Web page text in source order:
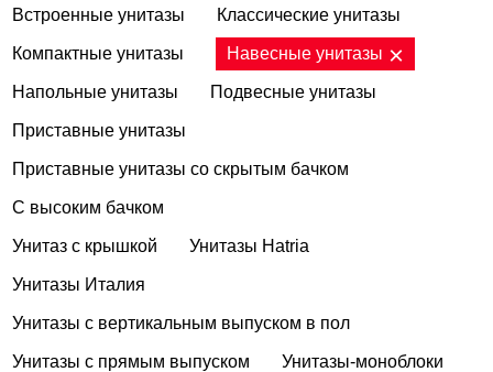
Встроенные унитазы Классические унитазы
Компактные унитазы Навесные унитазы
Напольные унитазы Подвесные унитазы
Приставные унитазы
Приставные унитазы со скрытым бачком
С высоким бачком
Унитаз с крышкой Унитазы Hatria
Унитазы Италия
Унитазы с вертикальным выпуском в пол
Унитазы с прямым выпуском Унитазы-моноблоки